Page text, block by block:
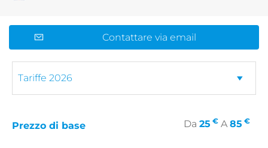
Contattare via email
Prezzo di base Da 25 € A 85 €